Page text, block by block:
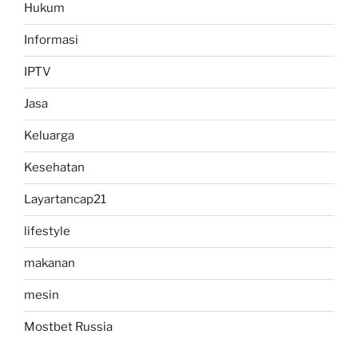
Hukum
Informasi
IPTV
Jasa
Keluarga
Kesehatan
Layartancap21
lifestyle
makanan
mesin
Mostbet Russia